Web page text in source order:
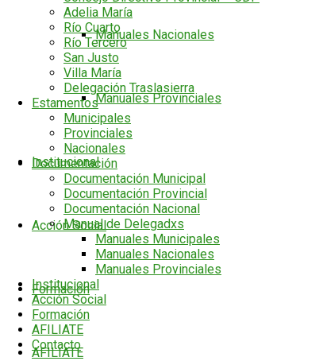
Manuales Nacionales
Manuales Provinciales
Institucional
Acción Social
Formación
AFILIATE
Adelia María
Río Cuarto
Río Tercero
San Justo
Villa María
Delegación Traslasierra
Estamentos
Municipales
Provinciales
Nacionales
Documentación
Documentación Municipal
Documentación Provincial
Documentación Nacional
Manual de Delegadxs
Manuales Municipales
Manuales Nacionales
Manuales Provinciales
Institucional
Acción Social
Formación
AFILIATE
Contacto